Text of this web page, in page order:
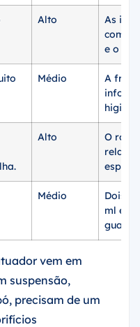
Alto
As
e o
Médio
A
higiene.
Alto
O
espera
Médio
Dois
ml e
vem em
suspensão,
precisam de um